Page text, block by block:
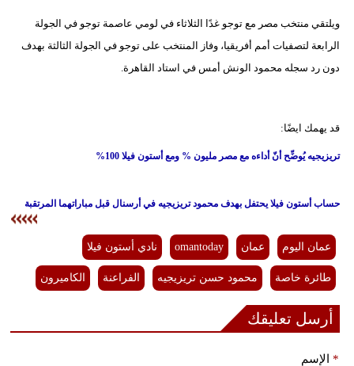
ويلتقي منتخب مصر مع توجو غدًا الثلاثاء في لومي عاصمة توجو في الجولة
الرابعة لتصفيات أمم أفريقيا، وفاز المنتخب على توجو في الجولة الثالثة بهدف
دون رد سجله محمود الونش أمس في استاد القاهرة.
قد يهمك ايضًا:
تريزيجيه يُوضِّح أنّ أداءه مع مصر مليون % ومع أستون فيلا 100%
حساب أستون فيلا يحتفل بهدف محمود تريزيجيه في أرسنال قبل مباراتهما المرتقبة
عمان اليوم عمان omantoday نادي أستون فيلا
طائرة خاصة محمود حسن تريزيجيه الفراعنة الكاميرون
أرسل تعليقك
الإسم *